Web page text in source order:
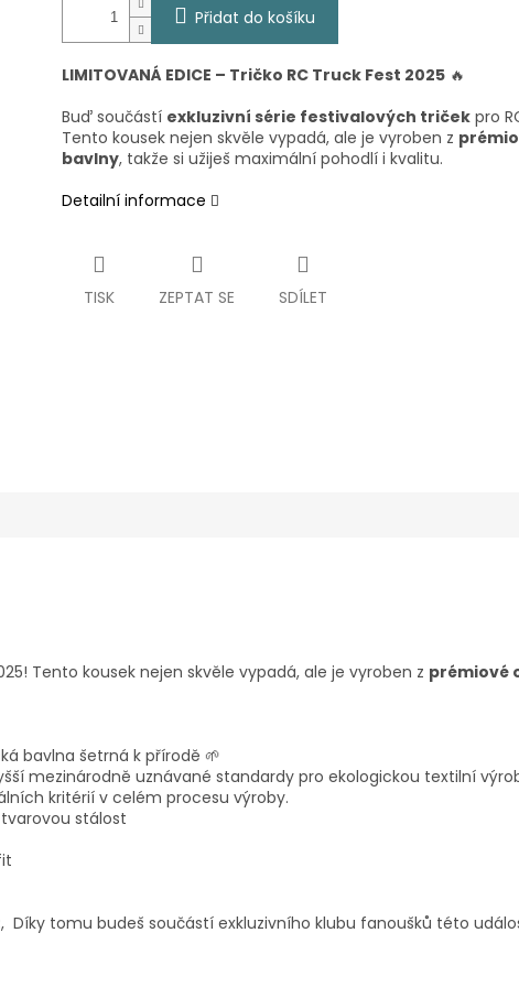
Přidat do košíku
LIMITOVANÁ EDICE – Tričko RC Truck Fest 2025 🔥
Buď součástí exkluzivní série festivalových triček pro
Tento kousek nejen skvěle vypadá, ale je vyroben z
bavlny, takže si užiješ maximální pohodlí i kvalitu.
Detailní informace
TISK ZEPTAT SE SDÍLET
Tento kousek nejen skvěle vypadá, ale je vyroben z prémiové
bavlna šetrná k přírodě 🌱
mezinárodně uznávané standardy pro ekologickou textilní
kritérií v celém procesu výroby.
stálost
, Díky tomu budeš součástí exkluzivního klubu fanoušků této